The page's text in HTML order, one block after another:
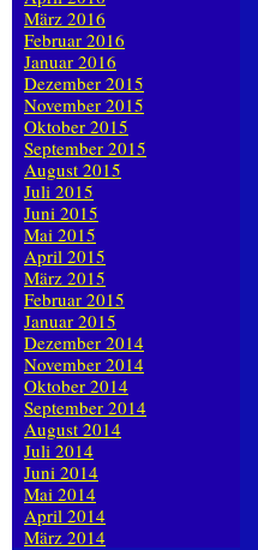
März 2016
Februar 2016
Januar 2016
Dezember 2015
November 2015
Oktober 2015
September 2015
August 2015
Juli 2015
Juni 2015
Mai 2015
April 2015
März 2015
Februar 2015
Januar 2015
Dezember 2014
November 2014
Oktober 2014
September 2014
August 2014
Juli 2014
Juni 2014
Mai 2014
April 2014
März 2014